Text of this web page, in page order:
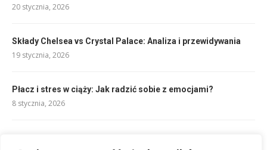
20 stycznia, 2026
Składy Chelsea vs Crystal Palace: Analiza i przewidywania
19 stycznia, 2026
Płacz i stres w ciąży: Jak radzić sobie z emocjami?
8 stycznia, 2026